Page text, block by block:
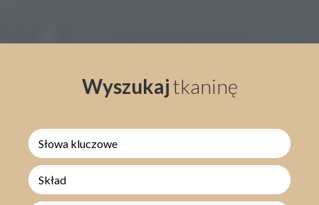
Wyszukajtkaninę
Skład